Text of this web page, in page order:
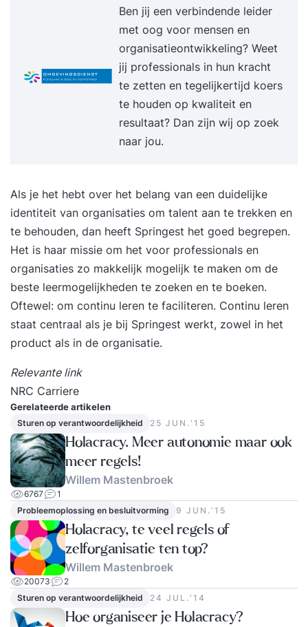
Ben jij een verbindende leider
met oog voor mensen en
organisatieontwikkeling? Weet
jij professionals in hun kracht
te zetten en tegelijkertijd koers
te houden op kwaliteit en
resultaat? Dan zijn wij op zoek
naar jou.
Als je het hebt over het belang van een duidelijke
identiteit van organisaties om talent aan te trekken en
te behouden, dan heeft Springest het goed begrepen.
Het is haar missie om het voor professionals en
organisaties zo makkelijk mogelijk te maken om de
beste leermogelijkheden te zoeken en te boeken.
Oftewel: om continu leren te faciliteren. Continu leren
staat centraal als je bij Springest werkt, zowel in het
product als in de organisatie.
Relevante link
NRC Carriere
Gerelateerde artikelen
Sturen op verantwoordelijkheid 25 JUN.‘15
Holacracy. Meer autonomie maar ook
meer regels!
Willem Mastenbroek
6767
1
Probleemoplossing en besluitvorming
9 JUN.‘15
Holacracy, te veel regels of
zelforganisatie ten top?
Willem Mastenbroek
20073
2
Sturen op verantwoordelijkheid
24 JUL.‘14
Hoe organiseer je Holacracy?